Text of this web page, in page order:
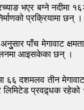
भएर बग्ने
प्रक्रियामा छन् ।
पाँच मेगावाट
आइसकेका छन् ।
६६ दशमलव तीन
प्रवद्र्धक रहेको